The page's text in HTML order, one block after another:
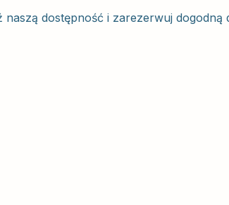
naszą dostępność i zarezerwuj dogodną